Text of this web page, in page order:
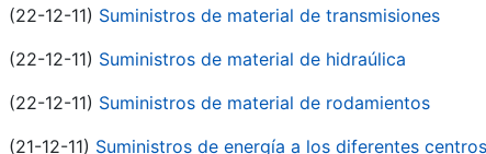
(22-12-11) Suministros de material de transmisiones
(22-12-11) Suministros de material de hidraúlica
(22-12-11) Suministros de material de rodamientos
(21-12-11) Suministros de energía a los diferentes